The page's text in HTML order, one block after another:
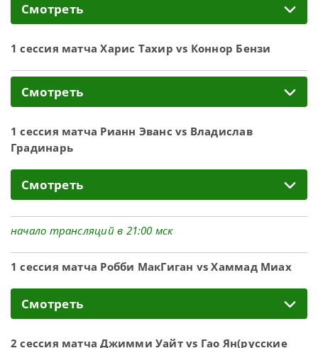
Смотреть
1 сессия матча Харис Тахир vs Коннор Бензи
Смотреть
1 сессия матча Рианн Эванс vs Владислав
Градинарь
Смотреть
начало трансляций в 21:00 мск
1 сессия матча Робби МакГиган vs Хаммад Миах
Смотреть
2 сессия матча Джимми Уайт vs Гао Ян(русские